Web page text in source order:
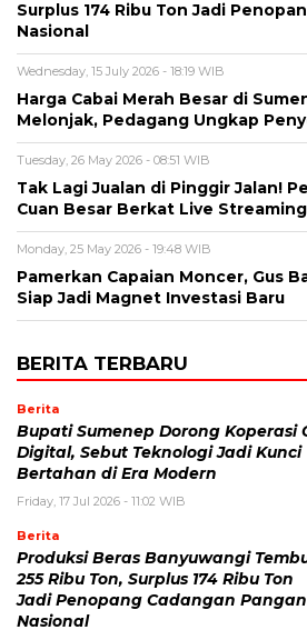
Surplus 174 Ribu Ton Jadi
Nasional
Wednesday, 15 July 2026 - 18:19 WIB
Harga Cabai Merah Besar di
Melonjak, Pedagang Ungkap
Tuesday, 26 May 2026 - 08:51 WIB
Tak Lagi Jualan di Pinggir Jalan!
Cuan Besar Berkat Live
Monday, 25 May 2026 - 19:48 WIB
Pamerkan Capaian Moncer, Gus
Siap Jadi Magnet Investasi Baru
BERITA TERBARU
Berita
Bupati Sumenep Dorong Koperasi
Digital, Sebut Teknologi Jadi Kunci
Bertahan di Era Modern
Friday, 17 Jul 2026 - 11:02 WIB
Berita
Produksi Beras Banyuwangi
255 Ribu Ton, Surplus 174 Ribu Ton
Jadi Penopang Cadangan Pangan
Nasional